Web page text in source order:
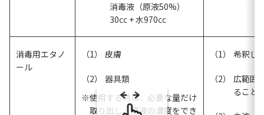
消毒液（原液50%）
30㏄ + 水970㏄
消毒用エタノ
ール
皮膚
器具類
使用する時は、必要な量だけ
取り出し、原液の濃度をでき
希釈し
広範囲
ること